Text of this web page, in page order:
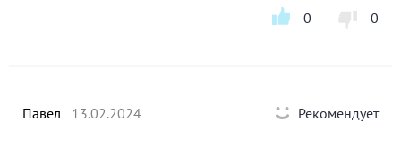
0 0
Павел 13.02.2024 Рекомендует